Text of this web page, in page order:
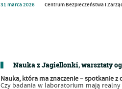
31 marca 2026 Centrum Bezpieczeństwa i
Nauka z Jagiellonki, warsztaty
Nauka, która ma znaczenie – spotkanie z
Czy badania w laboratorium mają